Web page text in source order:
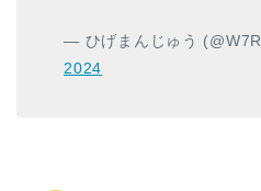
— ひげまんじゅう
2024